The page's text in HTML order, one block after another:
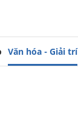
Văn hóa - Giải trí